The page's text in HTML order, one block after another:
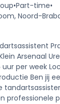
•Part-time•
Noord-
Arsenaal
per week
Ben jij
professionele